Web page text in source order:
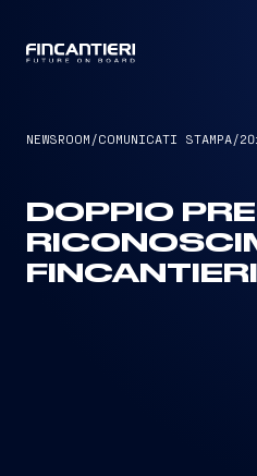
NEWSROOM /COMUNICATI STAMPA/
DOPPIO
FINCANTIERI